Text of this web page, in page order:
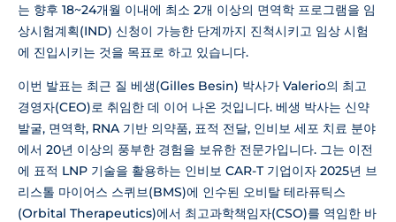
는 향후 18~24개월 이내에 최소 2개 이상의 면역학 프로그램을 임
상시험계획(IND) 신청이 가능한 단계까지 진척시키고 임상 시험
에 진입시키는 것을 목표로 하고 있습니다.
이번 발표는 최근 질 베생(Gilles Besin) 박사가 Valerio의 최고
경영자(CEO)로 취임한 데 이어 나온 것입니다. 베생 박사는 신약
발굴, 면역학, RNA 기반 의약품, 표적 전달, 인비보 세포 치료 분야
에서 20년 이상의 풍부한 경험을 보유한 전문가입니다. 그는 이전
에 표적 LNP 기술을 활용하는 인비보 CAR-T 기업이자 2025년 브
리스톨 마이어스 스퀴브(BMS)에 인수된 오비탈 테라퓨틱스
(Orbital Therapeutics)에서 최고과학책임자(CSO)를 역임한 바